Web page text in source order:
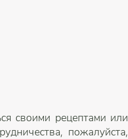
своими рецептами или
пожалуйста,